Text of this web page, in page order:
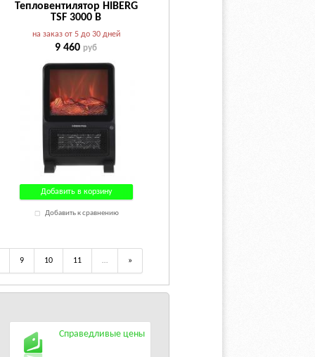
Тепловентилятор HIBERG
TSF 3000 B
на заказ от 5 до 30 дней
9 460 руб
Добавить в корзину
Добавить к сравнению
9 10 11 … »
Справедливые цены